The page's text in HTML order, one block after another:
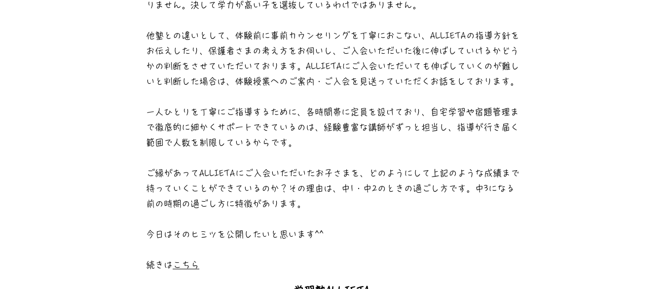
りません。決して学力が高い子を選抜しているわけではありません。
他塾との違いとして、体験前に事前カウンセリングを丁寧におこない、ALLIETAの指導方針を
お伝えしたり、保護者さまの考え方をお伺いし、ご入会いただいた後に伸ばしていけるかどう
かの判断をさせていただいております。ALLIETAにご入会いただいても伸ばしていくのが難し
いと判断した場合は、体験授業へのご案内・ご入会を見送っていただくお話をしております。
一人ひとりを丁寧にご指導するために、各時間帯に定員を設けており、自宅学習や宿題管理ま
で徹底的に細かくサポートできているのは、経験豊富な講師がずっと担当し、指導が行き届く
範囲で人数を制限しているからです。
ご縁があって ALLIETAにご入会いただいたお子さまを、どのようにして上記のような成績まで
持っていくことができているのか？その理由は、中1・中2のときの過ごし方です。中3になる
前の時期の過ごし方に特徴があります。
今日はそのヒミツを公開したいと思います^^
続きは こちら